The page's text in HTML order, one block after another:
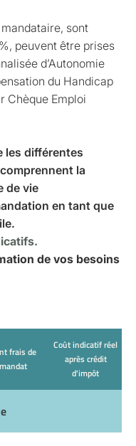
sont
peuvent être prises
d’Autonomie
du Handicap
Chèque Emploi
les différentes
la
de vie
en tant que
de vos besoins
frais de
mandat
Coût indicatif réel
après crédit
d'impôt